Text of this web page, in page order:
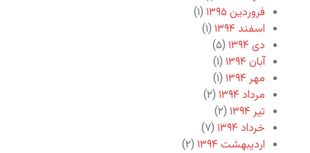
فروردین ۱۳۹۵
(۱)
اسفند ۱۳۹۴
(۱)
دی ۱۳۹۴
(۵)
آبان ۱۳۹۴
(۱)
مهر ۱۳۹۴
(۱)
مرداد ۱۳۹۴
(۲)
تیر ۱۳۹۴
(۲)
خرداد ۱۳۹۴
(۷)
اردیبهشت ۱۳۹۴
(۲)